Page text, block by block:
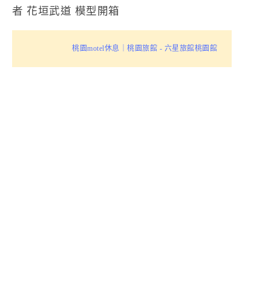
者 花垣武道 模型開箱
桃園motel休息｜桃園旅館 - 六星旅館桃園館